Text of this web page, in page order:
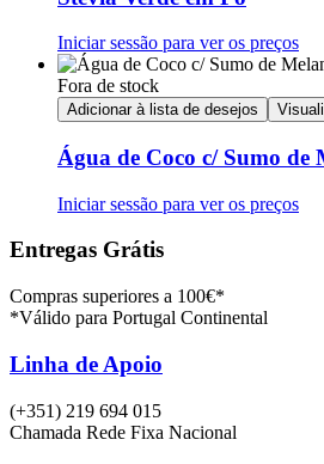
Iniciar sessão para ver os preços
Fora de stock
Adicionar à lista de desejos
Água de Coco c/ Sumo de
Iniciar sessão para ver os preços
Entregas Grátis
Compras superiores a 100€*
*Válido para Portugal Continental
Linha de Apoio
(+351) 219 694 015
Chamada Rede Fixa Nacional